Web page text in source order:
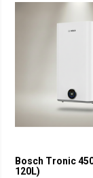
een
alles veilig en
Waarom
Bij de keuze
innovatie.
maar ook
Bosch Tronic
120L)